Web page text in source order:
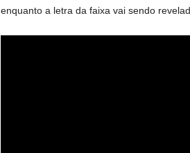
enquanto a letra da faixa vai sendo